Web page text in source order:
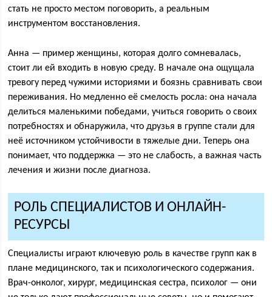
стать не просто местом поговорить, а реальным
инструментом восстановления.
Анна — пример женщины, которая долго сомневалась,
стоит ли ей входить в новую среду. В начале она ощущала
тревогу перед чужими историями и боязнь сравнивать свои
переживания. Но медленно её смелость росла: она начала
делиться маленькими победами, учиться говорить о своих
потребностях и обнаружила, что друзья в группе стали для
неё источником устойчивости в тяжелые дни. Теперь она
понимает, что поддержка — это не слабость, а важная часть
лечения и жизни после диагноза.
РОЛЬ СПЕЦИАЛИСТОВ И ОНЛАЙН-
РЕСУРСЫ
Специалисты играют ключевую роль в качестве групп как в
плане медицинского, так и психологического содержания.
Врач-онколог, хирург, медицинская сестра, психолог — они